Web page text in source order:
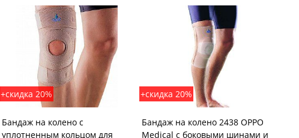
+скидка 20%
Бандаж на колено с
уплотненным кольцом для
+скидка 20%
Бандаж на колено 2438 OPPO
Medical с боковыми шинами и